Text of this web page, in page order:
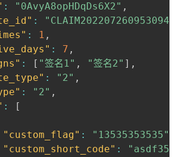
: "0AvyA8opHDqDs6X2" ,
:
: 1 ,
: 7 ,
: [ "签名1" , "签名2" ] ,
: "2" ,
: "2" ,
:
[
"custom_flag" : "13535353535"
"custom_short_code" :